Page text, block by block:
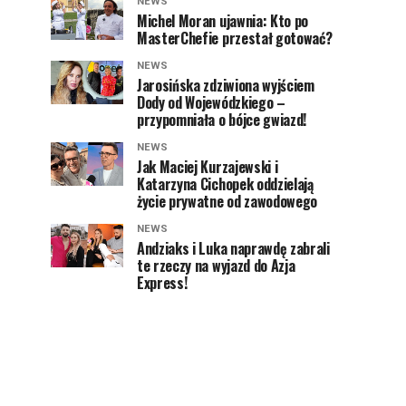
Michel Moran ujawnia: Kto po
MasterChefie przestał gotować?
NEWS
Jarosińska zdziwiona wyjściem
Dody od Wojewódzkiego –
przypomniała o bójce gwiazd!
NEWS
Jak Maciej Kurzajewski i
Katarzyna Cichopek oddzielają
życie prywatne od zawodowego
NEWS
Andziaks i Luka naprawdę zabrali
te rzeczy na wyjazd do Azja
Express!